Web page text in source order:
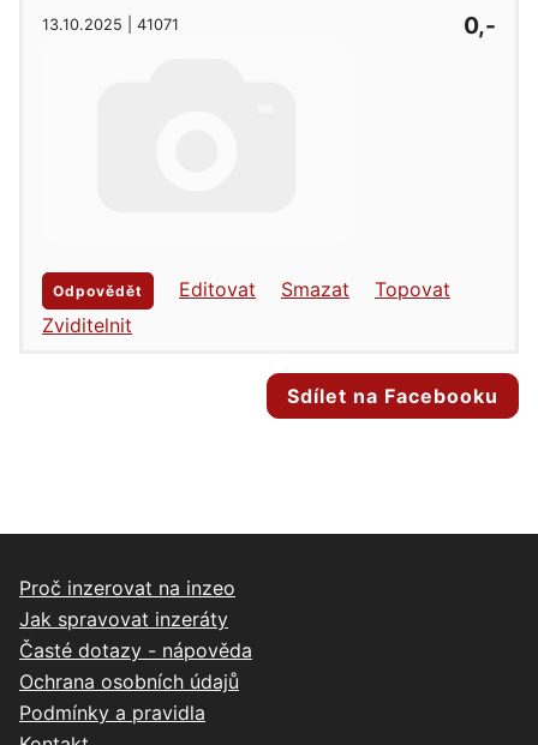
13.10.2025 | 41071 0,-
Odpovědět Editovat Smazat
Topovat
Zviditelnit
Sdílet na Facebooku
Proč inzerovat na inzeo
Jak spravovat inzeráty
Časté dotazy - nápověda
Ochrana osobních údajů
Podmínky a pravidla